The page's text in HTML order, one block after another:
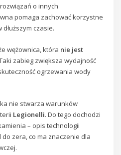
o innych
pomaga zachować korzystne
czasie.
wężownica, która nie jest
zabieg zwiększa wydajność
ogrzewania wody
nie stwarza warunków
Legionelli. Do tego dochodzi
– opis technologii
zera, co ma znaczenie dla